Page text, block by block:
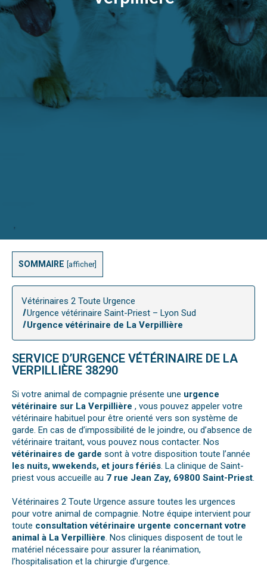
SOMMAIRE afficher
Vétérinaires 2 Toute Urgence
Urgence vétérinaire Saint-Priest – Lyon Sud
Urgence vétérinaire de La Verpillière
SERVICE D’URGENCE VÉTÉRINAIRE DE LA
VERPILLIÈRE 38290
Si votre animal de compagnie présente une urgence
vétérinaire sur La Verpillière , vous pouvez appeler votre
vétérinaire habituel pour être orienté vers son système de
garde. En cas de d’impossibilité de le joindre, ou d’absence de
vétérinaire traitant, vous pouvez nous contacter. Nos
vétérinaires de garde sont à votre disposition toute l’année
les nuits, wwekends, et jours fériés. La clinique de Saint-
priest vous accueille au 7 rue Jean Zay, 69800 Saint-Priest.
Vétérinaires 2 Toute Urgence assure toutes les urgences
pour votre animal de compagnie. Notre équipe intervient pour
toute consultation vétérinaire urgente concernant votre
animal à La Verpillière. Nos cliniques disposent de tout le
matériel nécessaire pour assurer la réanimation,
l’hospitalisation et la chirurgie d’urgence.